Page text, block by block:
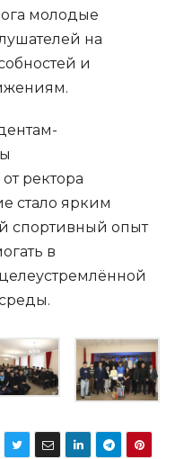
молодые
на
и
ректора
стало ярким
спортивный опыт
в